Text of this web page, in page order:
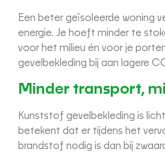
Een beter geïsoleerde woning
energie. Je hoeft minder te
voor het milieu én voor je
gevelbekleding bij aan lagere
Minder transport,
Kunststof gevelbekleding is
betekent dat er tijdens het
brandstof nodig is dan bij